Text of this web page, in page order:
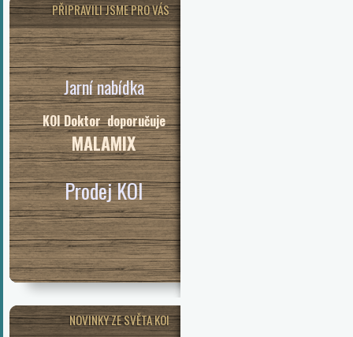
PŘIPRAVILI JSME PRO VÁS
Jarní nabídka
KOI Doktor doporučuje
MALAMIX
Prodej KOI
NOVINKY ZE SVĚTA KOI